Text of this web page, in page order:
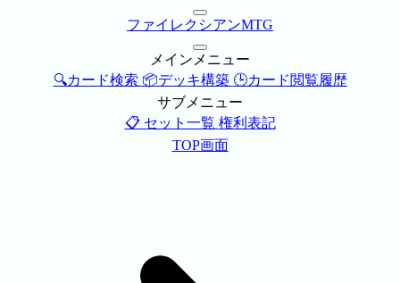
ファイレクシアンMTG
メインメニュー
🔍カード検索 📦デッキ構築 🕒カード閲覧履歴
サブメニュー
📋 セット一覧 権利表記
TOP画面